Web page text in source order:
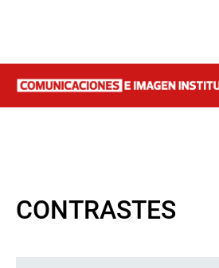
CONTRASTES